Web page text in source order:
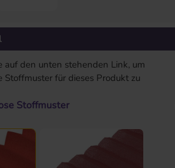
auf den unten stehenden Link, um
Stoffmuster für dieses Produkt zu
Stoffmuster